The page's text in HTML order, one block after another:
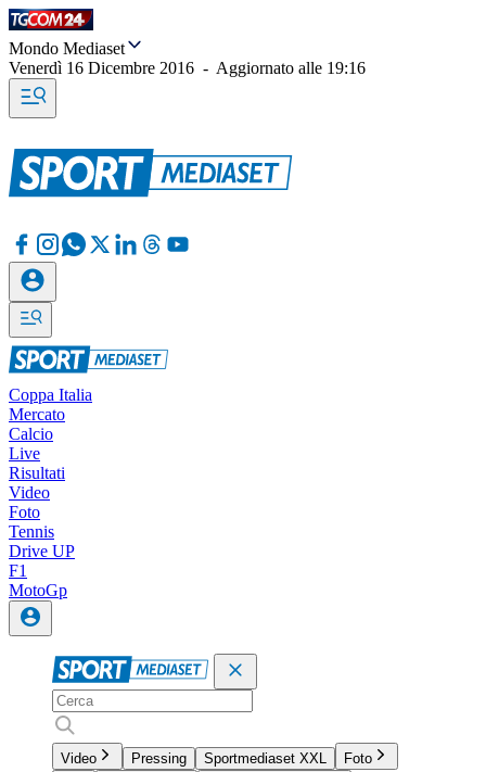
Mondo Mediaset
Venerdì 16 Dicembre 2016 - Aggiornato alle 19:16
Coppa Italia
Mercato
Calcio
Live
Risultati
Video
Foto
Tennis
Drive UP
F1
MotoGp
Video Pressing Sportmediaset XXL
Foto